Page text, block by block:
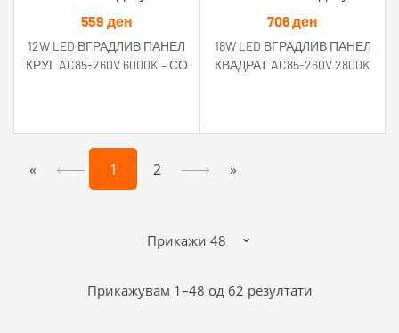
559 ден
12W LED ВГРАДЛИВ ПАНЕЛ
КРУГ AC85-260V 6000K – СО
706ден
18W LED ВГРАДЛИВ ПАНЕЛ
КВАДРАТ AC85-260V 2800K
« 1 2 »
Прикажувам 1–48 од 62 резултатиSorted